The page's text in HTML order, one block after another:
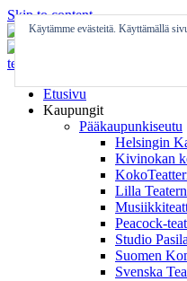
Skip to content
Etusivu
Kaupungit
Pääkaupunkiseutu
Helsingin
Kivinokan
Lilla Teatern
Peacock-
Studio Pasila
Suomen
Svenska
Käytämme evästeitä. Käyttämällä